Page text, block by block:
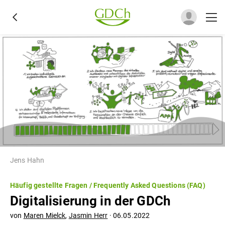
Jens Hahn
Häufig gestellte Fragen / Frequently Asked Questions (FAQ)
Digitalisierung in der GDCh
von Maren Mielck, Jasmin Herr · 06.05.2022